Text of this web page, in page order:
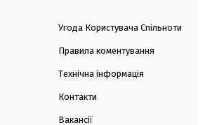
Угода Користувача Спільноти
Правила коментування
Технічна інформація
Контакти
Вакансії